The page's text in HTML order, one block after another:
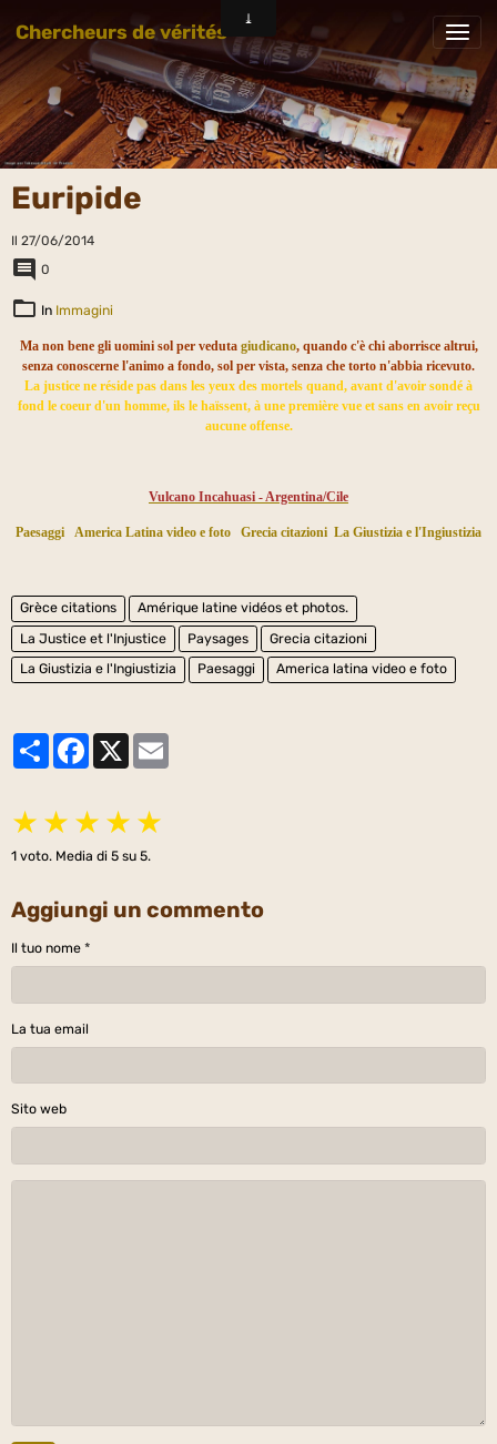
Chercheurs de vérités
Euripide
Il 27/06/2014
0
In Immagini
Ma non bene gli uomini sol per veduta giudicano, quando c'è chi aborrisce altrui,
senza conoscerne l'animo a fondo, sol per vista, senza che torto n'abbia ricevuto.
La justice ne réside pas dans les yeux des mortels quand, avant d'avoir sondé à
fond le coeur d'un homme, ils le haïssent, à une première vue et sans en avoir reçu
aucune offense.
Vulcano Incahuasi - Argentina/Cile
Paesaggi America Latina video e foto Grecia citazioni La Giustizia e l'Ingiustizia
Grèce citations
Amérique latine vidéos et photos.
La Justice et l'Injustice
Paysages
Grecia citazioni
La Giustizia e l'Ingiustizia
Paesaggi America latina video e foto
PartagerFacebook
★ ★ ★ ★ ★
1 voto. Media di 5 su 5.
Aggiungi un commento
Il tuo nome
La tua email
Sito web